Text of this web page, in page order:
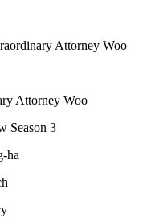
Attorney Woo
Attorney Woo
Season 3
ha